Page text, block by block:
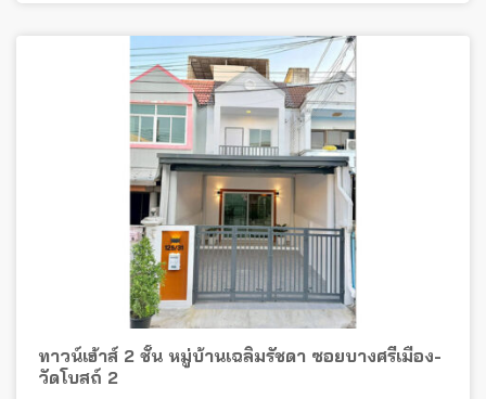
ทาวน์เฮ้าส์ 2 ชั้น หมู่บ้านเฉลิมรัชดา ซอยบางศรีเมือง-
วัดโบสถ์ 2